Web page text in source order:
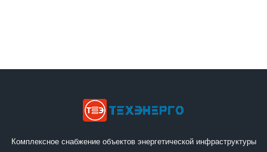
Комплексное снабжение объектов энергетической инфраструктуры